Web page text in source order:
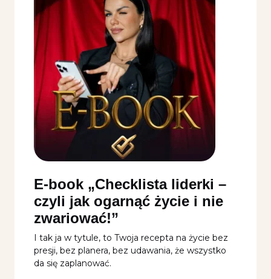
E-book „Checklista liderki –
czyli jak ogarnąć życie i nie
zwariować!”
I tak ja w tytule, to Twoja recepta na życie bez
presji, bez planera, bez udawania, że wszystko
da się zaplanować.